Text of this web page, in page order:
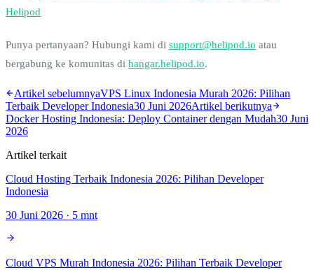
Helipod
Punya pertanyaan? Hubungi kami di support@helipod.io atau
bergabung ke komunitas di hangar.helipod.io.
Artikel sebelumnyaVPS Linux Indonesia Murah 2026: Pilihan
Terbaik Developer Indonesia30 Juni 2026Artikel berikutnya
Docker Hosting Indonesia: Deploy Container dengan Mudah30 Juni
2026
Artikel terkait
Cloud Hosting Terbaik Indonesia 2026: Pilihan Developer
Indonesia
30 Juni 2026 · 5 mnt
Cloud VPS Murah Indonesia 2026: Pilihan Terbaik Developer